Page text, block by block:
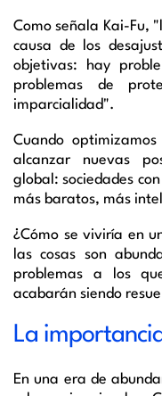
Como señala Kai-Fu,
causa de los
objetivas: hay
problemas de
imparcialidad".
Cuando
alcanzar nuevas
global: sociedades
más baratos, más
¿Cómo se viviría en
las cosas son
problemas a los
acabarán siendo
La
En una era de